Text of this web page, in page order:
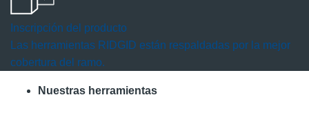
Inscripción del producto
Las herramientas RIDGID están respaldadas por la mejor
cobertura del ramo.
Nuestras herramientas